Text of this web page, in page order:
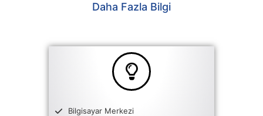
Daha Fazla Bilgi
Bilgisayar Merkezi